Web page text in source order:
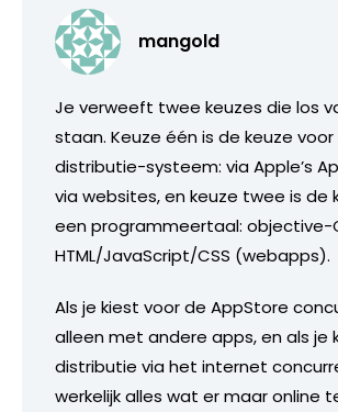
mangold
Je verweeft twee keuzes die los
staan. Keuze één is de keuze
distributie-systeem: via Apple’s
via websites, en keuze twee is de
een programmeertaal:
HTML/JavaScript/CSS (webapps).
Als je kiest voor de AppStore
alleen met andere apps, en als je
distributie via het internet
werkelijk alles wat er maar online